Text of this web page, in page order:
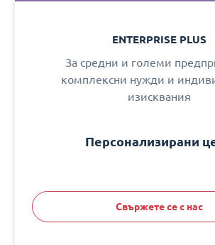
ENTERPRISE PLUS
За средни и големи
комплексни нужди и
изисквания
Персонализирани
Свържете се с нас